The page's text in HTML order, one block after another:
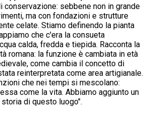
sebbene non in grande
ma con fondazioni e strutture
celate. Stiamo definendo la pianta
che c'era la consueta
calda, fredda e tiepida. Racconta la
romana: la funzione è cambiata in età
come cambia il concetto di
reinterpretata come area artigianale.
che nei tempi si mescolano:
come la vita. Abbiamo aggiunto un
di questo luogo".